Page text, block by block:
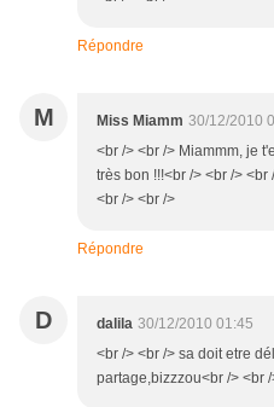
Répondre
M Miss Miamm 30/12/2010
<br /> <br /> Miammm, je
très bon !!!<br /> <br />
<br /> <br />
Répondre
D dalila 30/12/2010 01:45
<br /> <br /> sa doit etre
partage,bizzzou<br /> <br